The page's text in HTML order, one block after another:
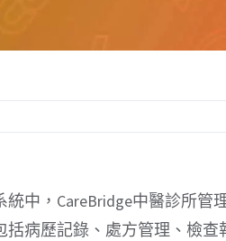
統中，CareBridge中醫診所
括病歷記錄、處方管理、檢